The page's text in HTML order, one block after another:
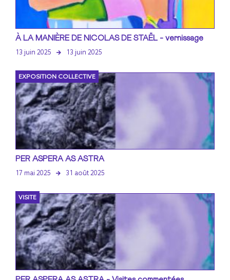
À LA MANIÈRE DE NICOLAS DE STAËL - vernissage
13 juin 2025 13 juin 2025
EXPOSITION COLLECTIVE
PER ASPERA AS ASTRA
17 mai 2025 31 août 2025
VISITE